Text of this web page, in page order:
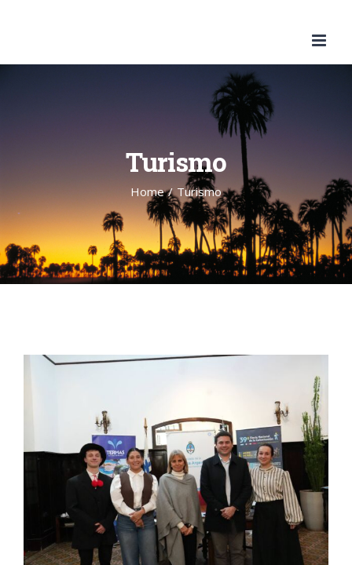
content
Turismo
Home / Turismo